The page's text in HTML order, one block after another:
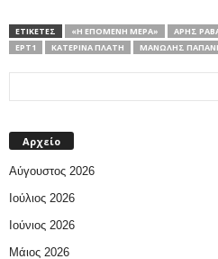
ΕΤΙΚΕΤΕΣ «Η ΕΠΟΜΈΝΗ ΜΈΡΑ» ΆΡΗΣ
ΕΡΤ1
ΚΑΤΕΡΊΝΑ ΠΛΑΤΉ ΜΑΝΏΛΗΣ
Αρχείο
Αύγουστος 2026
Ιούλιος 2026
Ιούνιος 2026
Μάιος 2026